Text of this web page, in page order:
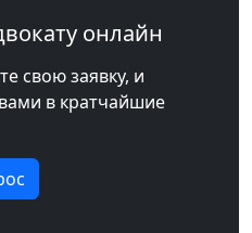
онлайн
свою заявку, и
в кратчайшие